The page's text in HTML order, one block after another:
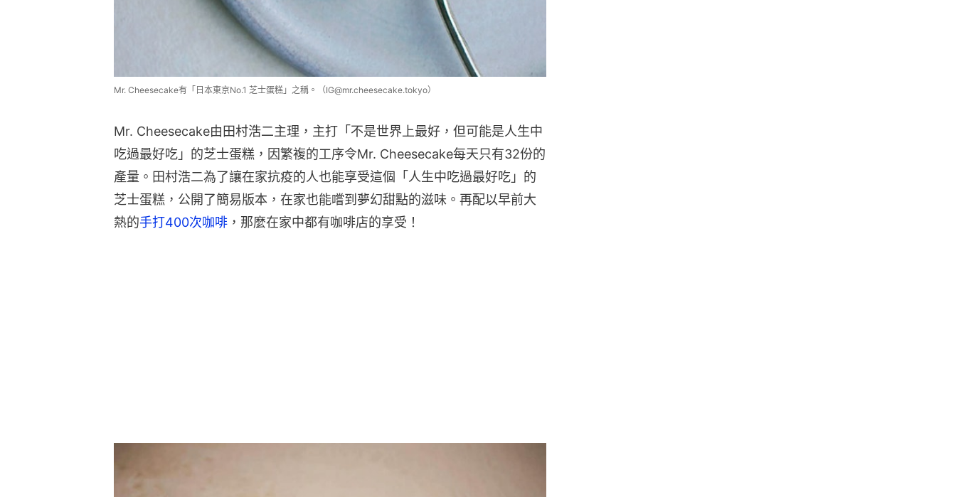
Mr. Cheesecake有「日本東京No.1 芝士蛋糕」之稱。（IG@mr.cheesecake.tokyo）
Mr. Cheesecake由田村浩二主理，主打「不是世界上最好，但可能是人生中
吃過最好吃」的芝士蛋糕，因繁複的工序令Mr. Cheesecake每天只有32份的
產量。田村浩二為了讓在家抗疫的人也能享受這個「人生中吃過最好吃」的
芝士蛋糕，公開了簡易版本，在家也能嚐到夢幻甜點的滋味。再配以早前大
熱的手打400次咖啡 ，那麼在家中都有咖啡店的享受！